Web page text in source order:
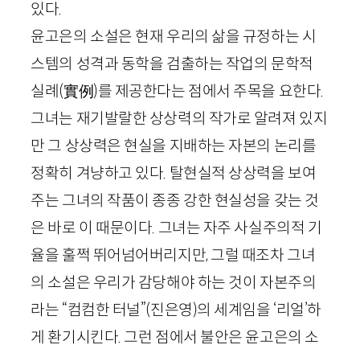
있다.
윤고은의 소설은 현재 우리의 삶을 규정하는 시
스템의 성격과 동학을 검출하는 작업의 문학적
실례(實例)를 제공한다는 점에서 주목을 요한다.
그녀는 재기발랄한 상상력의 작가로 알려져 있지
만 그 상상력은 현실을 지배하는 자본의 논리를
정확히 겨냥하고 있다. 탈현실적 상상력을 보여
주는 그녀의 작품이 종종 강한 현실성을 갖는 것
은 바로 이 때문이다. 그녀는 자주 사실주의적 기
율을 훌쩍 뛰어넘어버리지만, 그럴 때조차 그녀
의 소설은 우리가 감당해야 하는 것이 자본주의
라는 “컴컴한 터널”(진은영)의 세계임을 ‘리얼’하
게 환기시킨다. 그런 점에서 불안은 윤고은의 소